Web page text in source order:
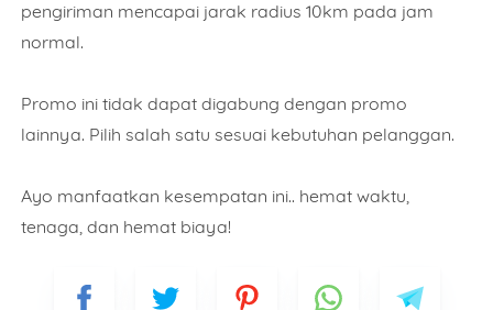
pengiriman mencapai jarak radius 10km pada jam
normal.
Promo ini tidak dapat digabung dengan promo
lainnya. Pilih salah satu sesuai kebutuhan pelanggan.
Ayo manfaatkan kesempatan ini.. hemat waktu,
tenaga, dan hemat biaya!